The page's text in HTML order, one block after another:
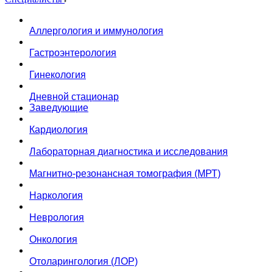
Аллергология и иммунология
Гастроэнтерология
Гинекология
Дневной стационар
Заведующие
Кардиология
Лабораторная диагностика и исследования
Магнитно-резонансная томография (МРТ)
Наркология
Неврология
Онкология
Отоларингология (ЛОР)